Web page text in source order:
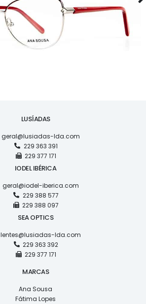
LUSÍADAS
geral@lusiadas-lda.com
229 363 391
229 377 171
IODEL IBÉRICA
geral@iodel-iberica.com
229 388 577
229 388 097
SEA OPTICS
lentes@lusiadas-lda.com
229 363 392
229 377 171
MARCAS
Ana Sousa
Fátima Lopes